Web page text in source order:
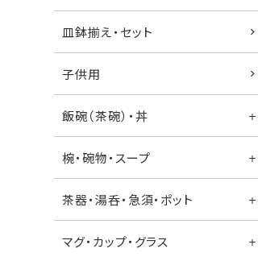
皿鉢揃え・セット
子供用
飯碗（茶碗）・丼
椀・碗物・スープ
茶器・湯呑・急須・ポット
マグ・カップ・グラス